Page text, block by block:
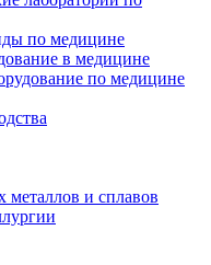
по медицине
в медицине
по медицине
металлов и сплавов